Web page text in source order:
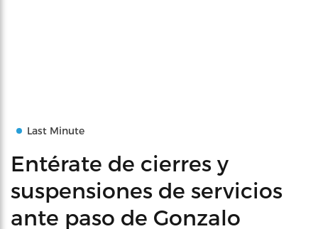
Last Minute
Entérate de cierres y
suspensiones de servicios
ante paso de Gonzalo